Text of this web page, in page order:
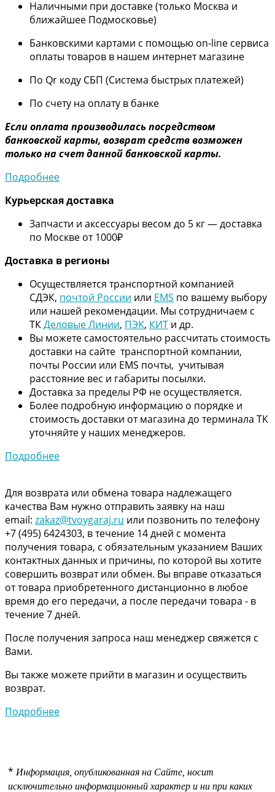
Наличными при доставке (только Москва и
ближайшее Подмосковье)
Банковскими картами с помощью on-line сервиса
оплаты товаров в нашем интернет магазине
По Qr коду СБП (Система быстрых платежей)
По счету на оплату в банке
Если оплата производилась посредством
банковской карты, возврат средств возможен
только на счет данной банковской карты.
Подробнее
Курьерская доставка
Запчасти и аксессуары весом до 5 кг — доставка
по Москве от 1000₽
Доставка в регионы
Осуществляется транспортной компанией
СДЭК, почтой России или EMS по вашему выбору
или нашей рекомендации. Мы сотрудничаем с
ТКДеловые Линии, ПЭК, КИТ и др.
Вы можете самостоятельно рассчитать стоимость
доставки на сайте транспортной компании,
почты России или EMS почты, учитывая
расстояние вес и габариты посылки.
Доставка за пределы РФ не осуществляется.
Более подробную информацию о порядке и
стоимость доставки от магазина до терминала ТК
уточняйте у наших менеджеров.
Подробнее
Для возврата или обмена товара надлежащего
качества Вам нужно отправить заявку на наш
email: zakaz@tvoygaraj.ru или позвонить по телефону
+7 (495) 6424303, в течение 14 дней с момента
получения товара, с обязательным указанием Ваших
контактных данных и причины, по которой вы хотите
совершить возврат или обмен. Вы вправе отказаться
от товара приобретенного дистанционно в любое
время до его передачи, а после передачи товара - в
течение 7 дней.
После получения запроса наш менеджер свяжется с
Вами.
Вы также можете прийти в магазин и осуществить
возврат.
Подробнее
* Информация, опубликованная на Сайте, носит
исключительно информационный характер и ни при каких